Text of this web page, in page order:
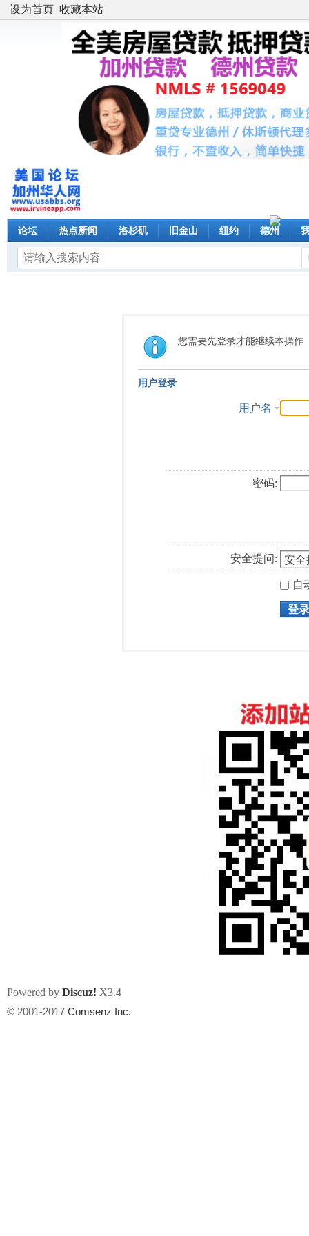
设为首页 收藏本站
论坛 热点新闻 洛杉矶 旧金山 纽约 德州
您需要先登录才能继续本操作
用户登录
用户名
密码:
安全提问:
自
登录
Powered by Discuz! X3.4
© 2001-2017 Comsenz Inc.